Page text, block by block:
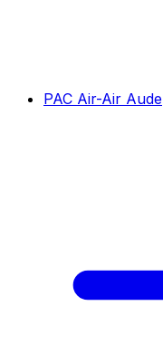
PAC Air-Air Aude